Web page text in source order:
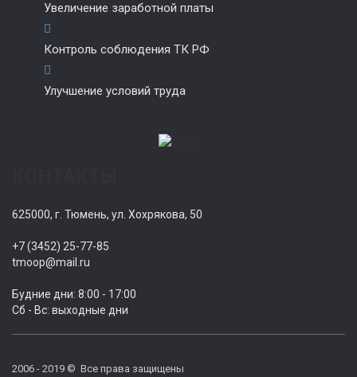
Увеличение заработной платы
Контроль соблюдения ТК РФ
Улучшение условий труда
625000, г. Тюмень, ул. Хохрякова, 50
+7 (3452) 25-77-85
tmoop@mail.ru
Будние дни: 8:00 - 17:00
Сб - Вс: выходные дни
2006 - 2019 © Все права защищены